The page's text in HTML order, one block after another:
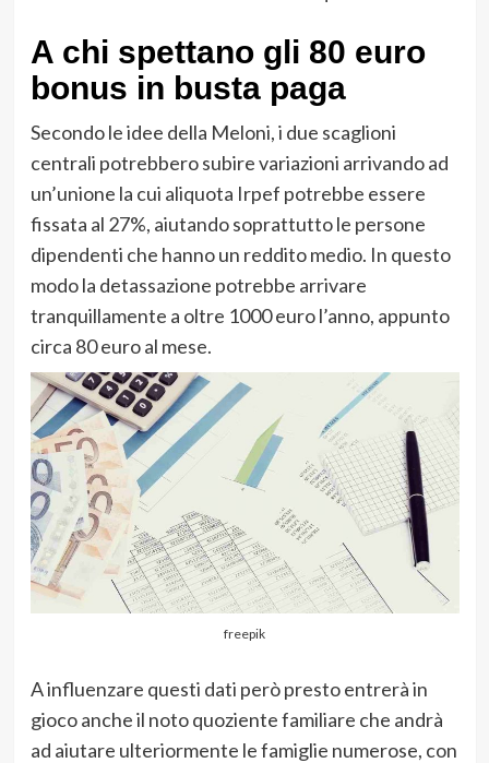
A chi spettano gli 80 euro
bonus in busta paga
Secondo le idee della Meloni, i due scaglioni
centrali potrebbero subire variazioni arrivando ad
un’unione la cui aliquota Irpef potrebbe essere
fissata al 27%, aiutando soprattutto le persone
dipendenti che hanno un reddito medio. In questo
modo la detassazione potrebbe arrivare
tranquillamente a oltre 1000 euro l’anno, appunto
circa 80 euro al mese.
freepik
A influenzare questi dati però presto entrerà in
gioco anche il noto quoziente familiare che andrà
ad aiutare ulteriormente le famiglie numerose, con